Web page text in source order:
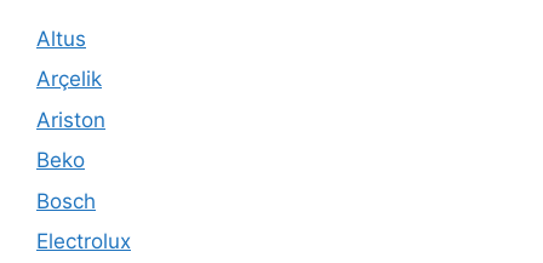
Altus
Arçelik
Ariston
Beko
Bosch
Electrolux